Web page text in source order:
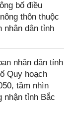
bố điều
thôn thuộc
nhân dân tỉnh
nhân dân tỉnh
Quy hoạch
tầm nhìn
nhận tỉnh Bắc